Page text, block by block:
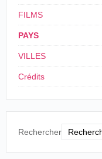
FILMS
PAYS
VILLES
Crédits
Rechercher